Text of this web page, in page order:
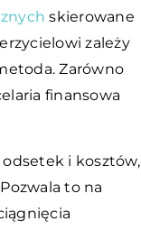
skierowane
zależy
Zarówno
finansowa
i kosztów,
to na